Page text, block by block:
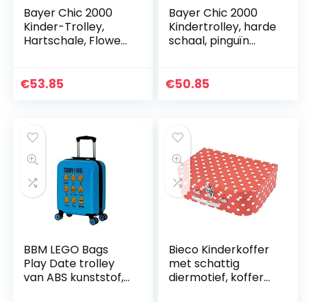
Bayer Chic 2000
Kinder-Trolley,
Hartschale, Flowers
€53.85
Bayer Chic 2000
Kindertrolley, harde
schaal, pinguïn
€50.85
BBM LEGO Bags
Play Date trolley
van ABS kunststof,
Bieco Kinderkoffer
met schattig
diermotief, koffer